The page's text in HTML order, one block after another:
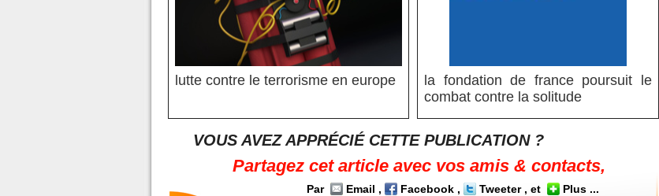
lutte contre le terrorisme en europe
la fondation de france poursuit le
combat contre la solitude
VOUS AVEZ APPRÉCIÉ CETTE PUBLICATION ?
Partagez cet article avec vos amis & contacts,
Par Email , Facebook, Tweeter, et Plus...